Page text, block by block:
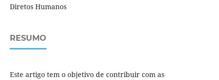
Diretos Humanos
RESUMO
Este artigo tem o objetivo de contribuir com as